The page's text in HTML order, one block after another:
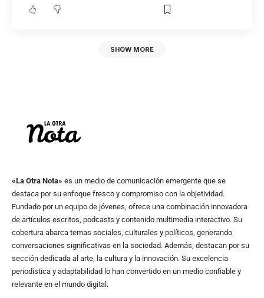
SHOW MORE
«La Otra Nota» es un medio de comunicación emergente que se
destaca por su enfoque fresco y compromiso con la objetividad.
Fundado por un equipo de jóvenes, ofrece una combinación innovadora
de artículos escritos, podcasts y contenido multimedia interactivo. Su
cobertura abarca temas sociales, culturales y políticos, generando
conversaciones significativas en la sociedad. Además, destacan por su
sección dedicada al arte, la cultura y la innovación. Su excelencia
periodística y adaptabilidad lo han convertido en un medio confiable y
relevante en el mundo digital.